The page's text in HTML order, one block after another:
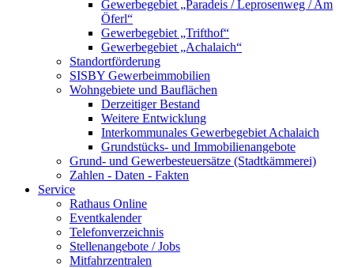
Gewerbegebiet „Paradeis / Leprosenweg / Am
Öferl“
Gewerbegebiet „Trifthof“
Gewerbegebiet „Achalaich“
Standortförderung
SISBY Gewerbeimmobilien
Wohngebiete und Bauflächen
Derzeitiger Bestand
Weitere Entwicklung
Interkommunales Gewerbegebiet Achalaich
Grundstücks- und Immobilienangebote
Grund- und Gewerbesteuersätze (Stadtkämmerei)
Zahlen - Daten - Fakten
Service
Rathaus Online
Eventkalender
Telefonverzeichnis
Stellenangebote / Jobs
Mitfahrzentralen